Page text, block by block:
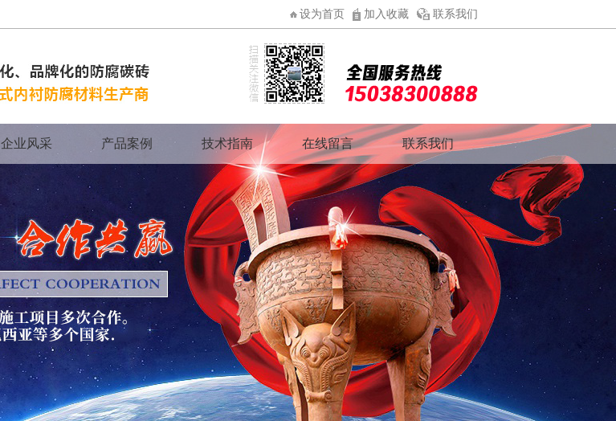
设为首页 加入收藏 联系我们
企业风采 产品案例 技术指南 在线留言 联系我们
浸渍石墨碳砖 高纯石墨碳砖